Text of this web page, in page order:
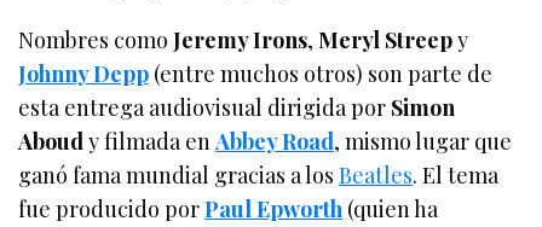
Nombres comoJeremy Irons,Meryl Streepy
Johnny Depp (entre muchos otros) son parte de
esta entrega audiovisual dirigida por Simon
Aboudy filmada enAbbey Road, mismo lugar que
ganó fama mundial gracias a losBeatles. El tema
fue producido porPaul Epworth (quien ha